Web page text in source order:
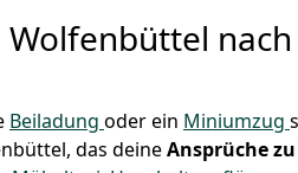
Wolfenbüttel nach
Beiladung oder ein Miniumzug
das deineAnsprüche zu